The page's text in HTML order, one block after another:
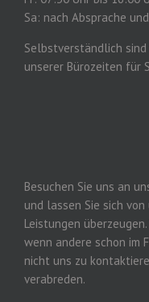
Sa: nach Absprache
Selbstverständlich
unserer Bürozeiten für
Besuchen Sie uns an
und lassen Sie sich
Leistungen
wenn andere schon im
nicht uns zu
verabreden.